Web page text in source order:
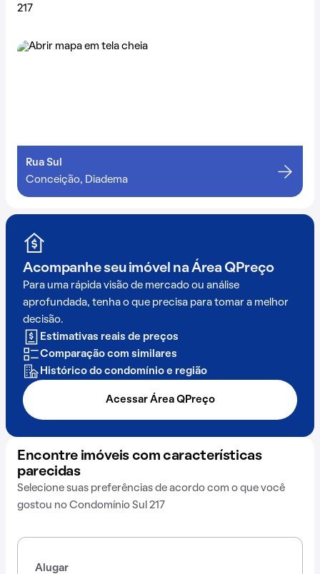
217
Rua Sul
Conceição, Diadema
Acompanhe seu imóvel na Área QPreço
Para uma rápida visão de mercado ou análise
aprofundada, tenha o que precisa para tomar a melhor
decisão.
Estimativas reais de preços
Comparação com similares
Histórico do condomínio e região
Acessar Área QPreço
Encontre imóveis com características
parecidas
Selecione suas preferências de acordo com o que você
gostou no Condomínio Sul 217
Alugar